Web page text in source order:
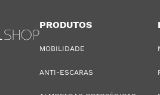
PRODUTOS
MOBILIDADE
ANTI-ESCARAS